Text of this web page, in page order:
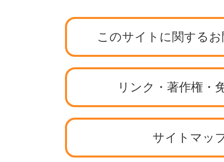
このサイトに関する
リンク・著作権・
サイトマッ